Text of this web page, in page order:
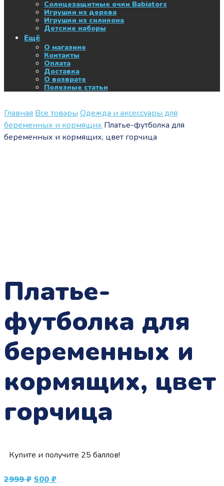
Солнцезащитные очки Babiators
Игрушки из дерева
Игрушки из силикона
Детские наборы
Ещё
О магазине
Контакты
Оплата
Доставка
О возврате
Полезные статьи
Главная Все товары Одежда и аксессуары для
беременных и кормящих Платье-футболка для
беременных и кормящих, цвет горчица
Платье-
футболка для
беременных и
кормящих, цвет
горчица
Купите и получите 25 баллов!
2999₽ Первоначальная
500 ₽Текущая